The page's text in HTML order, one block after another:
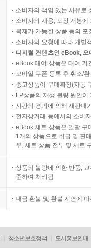
소비자의 책임 있는 사유로
소비자의 사용, 포장 개봉
복제가 가능한 상품 등의
소비자의 요청에 따라 개별
디지털 컨텐츠인 eBook,
eBook 대여 상품은 대여 기
모바일 쿠폰 등록 후 취소/
중고상품이 구매확정(자동
LP상품의 재생 불량 원인
시간의 경과에 의해 재판매
전자상거래 등에서의 소비
eBook 세트 상품은 일괄 구
1개의 상품으로 취급 및 판
우, 세트 상품 전부 및 세트
상품의 불량에 의한 반품,
준하여 처리됨
대금 환불 및 환불 지연에
청소년보호정책 도서홍보안내